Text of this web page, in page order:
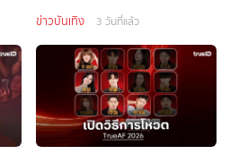
ข่าวบันเทิง 3 วันที่แล้ว